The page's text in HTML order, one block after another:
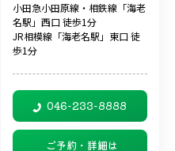
小田急小田原線・相鉄線「海老
名駅」西口 徒歩1分
JR相模線「海老名駅」東口 徒
歩1分
046-233-8888
ご予約・詳細は